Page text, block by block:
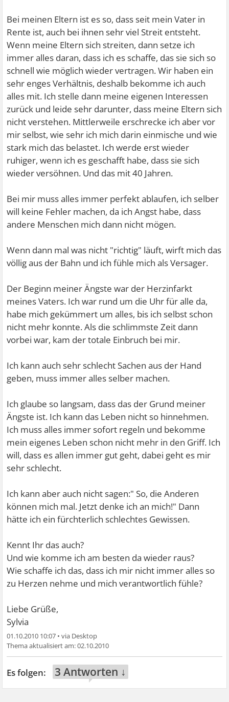
Bei meinen Eltern ist es so, dass seit mein Vater in
Rente ist, auch bei ihnen sehr viel Streit entsteht.
Wenn meine Eltern sich streiten, dann setze ich
immer alles daran, dass ich es schaffe, das sie sich so
schnell wie möglich wieder vertragen. Wir haben ein
sehr enges Verhältnis, deshalb bekomme ich auch
alles mit. Ich stelle dann meine eigenen Interessen
zurück und leide sehr darunter, dass meine Eltern sich
nicht verstehen. Mittlerweile erschrecke ich aber vor
mir selbst, wie sehr ich mich darin einmische und wie
stark mich das belastet. Ich werde erst wieder
ruhiger, wenn ich es geschafft habe, dass sie sich
wieder versöhnen. Und das mit 40 Jahren.
Bei mir muss alles immer perfekt ablaufen, ich selber
will keine Fehler machen, da ich Angst habe, dass
andere Menschen mich dann nicht mögen.
Wenn dann mal was nicht "richtig" läuft, wirft mich das
völlig aus der Bahn und ich fühle mich als Versager.
Der Beginn meiner Ängste war der Herzinfarkt
meines Vaters. Ich war rund um die Uhr für alle da,
habe mich gekümmert um alles, bis ich selbst schon
nicht mehr konnte. Als die schlimmste Zeit dann
vorbei war, kam der totale Einbruch bei mir.
Ich kann auch sehr schlecht Sachen aus der Hand
geben, muss immer alles selber machen.
Ich glaube so langsam, dass das der Grund meiner
Ängste ist. Ich kann das Leben nicht so hinnehmen.
Ich muss alles immer sofort regeln und bekomme
mein eigenes Leben schon nicht mehr in den Griff. Ich
will, dass es allen immer gut geht, dabei geht es mir
sehr schlecht.
Ich kann aber auch nicht sagen:" So, die Anderen
können mich mal. Jetzt denke ich an mich!" Dann
hätte ich ein fürchterlich schlechtes Gewissen.
Kennt Ihr das auch?
Und wie komme ich am besten da wieder raus?
Wie schaffe ich das, dass ich mir nicht immer alles so
zu Herzen nehme und mich verantwortlich fühle?
Liebe Grüße,
Sylvia
01.10.2010 10:07 •
02.10.2010
3 Antworten ↓